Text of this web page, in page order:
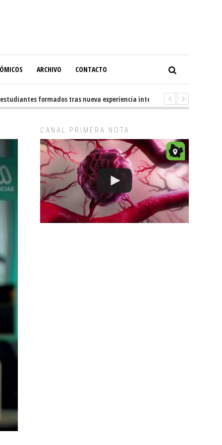
ARCHIVO CONTACTO
formados tras nueva experiencia internacional en Buenos Aires
CANAL PRIMERA NOTA